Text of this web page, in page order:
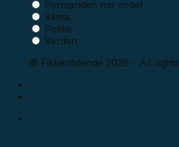
Formanden har ordet
Klima
Politik
Verden
© Fiskeritidende 2026 - All